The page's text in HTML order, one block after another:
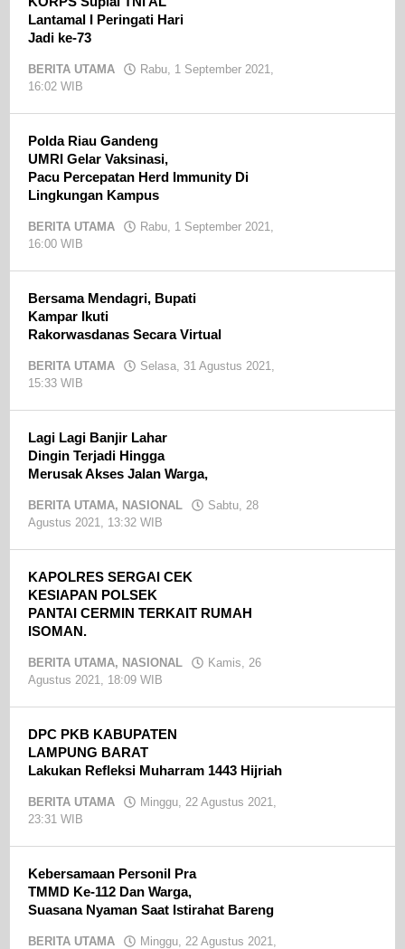
Lantamal I Peringati Hari
Jadi ke-73
BERITA UTAMA
Rabu, 1 September 2021,
16:02 WIB
Polda Riau Gandeng
UMRI Gelar Vaksinasi,
Pacu Percepatan Herd Immunity Di
Lingkungan Kampus
BERITA UTAMA
Rabu, 1 September 2021,
16:00 WIB
Bersama Mendagri, Bupati
Kampar Ikuti
Rakorwasdanas Secara Virtual
BERITA UTAMA
Selasa, 31 Agustus 2021,
15:33 WIB
Lagi Lagi Banjir Lahar
Dingin Terjadi Hingga
Merusak Akses Jalan Warga,
BERITA UTAMA, NASIONAL
Sabtu, 28
Agustus 2021, 13:32 WIB
KAPOLRES SERGAI CEK
KESIAPAN POLSEK
PANTAI CERMIN TERKAIT RUMAH
ISOMAN.
BERITA UTAMA, NASIONAL
Kamis, 26
Agustus 2021, 18:09 WIB
DPC PKB KABUPATEN
LAMPUNG BARAT
Lakukan Refleksi Muharram 1443 Hijriah
BERITA UTAMA
Minggu, 22 Agustus 2021,
23:31 WIB
Kebersamaan Personil Pra
TMMD Ke-112 Dan Warga,
Suasana Nyaman Saat Istirahat Bareng
BERITA UTAMA
Minggu, 22 Agustus 2021,